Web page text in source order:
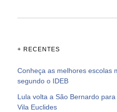
+ RECENTES
Conheça as melhores escolas
segundo o IDEB
Lula volta a São Bernardo
Vila Euclides